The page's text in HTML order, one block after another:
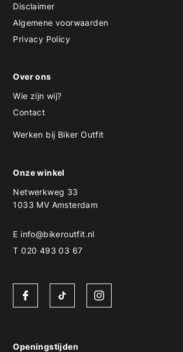
Disclaimer
Algemene voorwaarden
Privacy Policy
Over ons
Wie zijn wij?
Contact
Werken bij Biker Outfit
Onze winkel
Netwerkweg 33
1033 MV Amsterdam
E info@bikeroutfit.nl
T 020 493 03 67
Openingstijden